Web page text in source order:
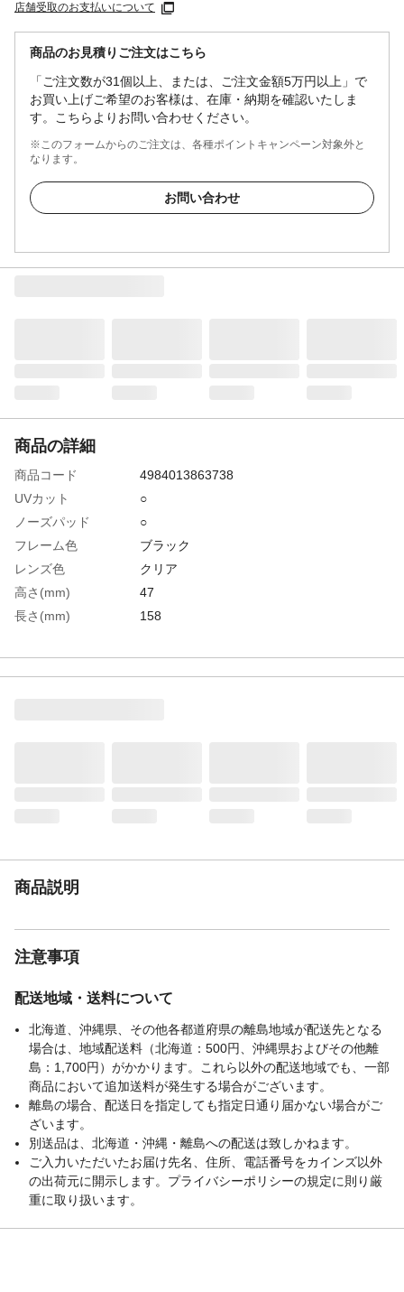
店舗受取のお支払いについて
商品のお見積りご注文はこちら
「ご注文数が31個以上、または、ご注文金額5万円以上」で
お買い上げご希望のお客様は、在庫・納期を確認いたしま
す。こちらよりお問い合わせください。
※このフォームからのご注文は、各種ポイントキャンペーン対象外と
なります。
お問い合わせ
商品の詳細
商品コード
4984013863738
UVカット
○
ノーズパッド
○
フレーム色
ブラック
レンズ色
クリア
高さ(mm)
47
長さ(mm)
158
防傷加工
○
商品説明
注意事項
配送地域・送料について
北海道、沖縄県、その他各都道府県の離島地域が配送先となる
場合は、地域配送料（北海道：500円、沖縄県およびその他離
島：1,700円）がかかります。これら以外の配送地域でも、一部
商品において追加送料が発生する場合がございます。
離島の場合、配送日を指定しても指定日通り届かない場合がご
ざいます。
別送品は、北海道・沖縄・離島への配送は致しかねます。
ご入力いただいたお届け先名、住所、電話番号をカインズ以外
の出荷元に開示します。プライバシーポリシーの規定に則り厳
重に取り扱います。